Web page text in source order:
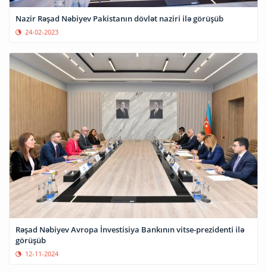
Nazir Rəşad Nəbiyev Pakistanın dövlət naziri ilə görüşüb
24-02-2023
Rəşad Nəbiyev Avropa İnvestisiya Bankının vitse-prezidenti ilə
görüşüb
12-11-2024